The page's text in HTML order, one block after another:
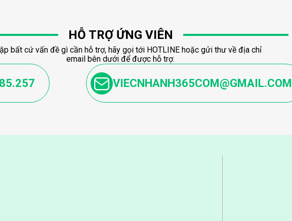
HỖ TRỢ ỨNG VIÊN
bất cứ vấn đề gì cần hỗ trợ, hãy gọi tới HOTLINE hoặc gửi thư về địa chỉ
email bên dưới để được hỗ trợ.
VIECNHANH365COM@GMAIL.COM